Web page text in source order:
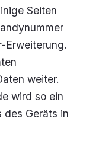
Seiten
Erweiterung.
weiter.
wird so ein
des Geräts in